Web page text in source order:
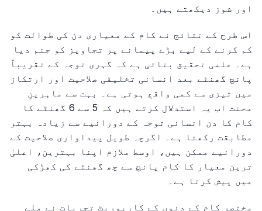
اور شوز دیکھتے ہیں۔
اس طرح کے نتائج نے کام کے معیاری دن کی طوالت کو
کم کرنے کے لیے بڑے پیمانے پر تجاویز کو جنم دیا
ہے۔ علمی تحقیق بتاتی ہے کہ گہری توجہ کے تقریباً
پانچ گھنٹے بعد انسانی تخلیقی صلاحیت اور ارتکاز
میں تیزی سے کمی واقع ہوتی ہے۔ بہت سے ماہرینِ
محنت اب یہ استدلال کرتے ہیں کہ 5 سے 6 گھنٹے کا
کام کا دن انسانی توجہ کے دورانیے سے زیادہ بہتر
مطابقت رکھتا ہے۔ اگرچہ طویل پیداواری صلاحیت کے
دورانیے ممکن ہیں، اوسط ملازم اپنا بہترین، اعلیٰ
ترین معیار کا کام پانچ سے چھ گھنٹے کی کھڑکی
میں پیش کرتا ہے۔
مختصر کام کے دنوں کے کارپوریٹ تجربات نے ملے